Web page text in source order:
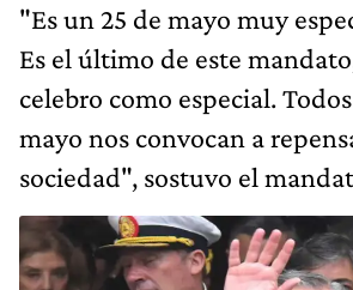
"Es un 25 de mayo muy
Es el último de este
celebro como especial.
mayo nos convocan a
sociedad", sostuvo el